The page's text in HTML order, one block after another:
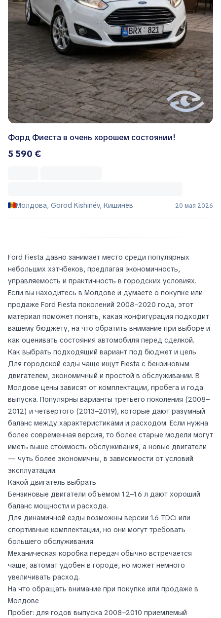
Форд Фиеста в очень хорошем состоянии!
5 590 €
Молдова, Gorod Kishinëv, Кишинёв 20 мая 2026
Ford Fiesta давно занимает место среди популярных
небольших хэтчбеков, предлагая экономичность,
управляемость и практичность в городских условиях.
Если вы находитесь в Молдове и думаете о покупке или
продаже Ford Fiesta поколений 2008–2020 года, этот
материал поможет понять, какая конфигурация подходит
вашему бюджету, на что обратить внимание при выборе и
как оценивать состояния автомобиля перед сделкой.
Как выбрать подходящий вариант под бюджет и цель
Для городской езды чаще ищут Fiesta с бензиновым
двигателем, экономичный и простой в обслуживании. В
Молдове цены зависят от комплектации, пробега и года
выпуска. Популярны варианты третьего поколения (2008–
2012) и четвертого (2013–2019), которые дают разумный
баланс между характеристиками и расходом. Если нужна
более современная версия, то более старые модели могут
иметь выше стоимость обслуживания, а новые двигатели
— чуть более экономичны, в зависимости от условий
эксплуатации.
Какой двигатель выбрать
Бензиновые двигатели объемом 1.2–1.6 л дают хороший
баланс мощности и расхода.
Для динамичной езды возможны версии 1.6 TDCi или
спортивные комплектации, но они могут требовать
большего обслуживания.
Механическая коробка передач обычно встречается
чаще; автомат удобен в городе, но может немного
увеличивать расход.
На что обращать внимание при покупке или продаже в
Молдове
Пробег: для годов выпуска 2008–2010 приемлемый